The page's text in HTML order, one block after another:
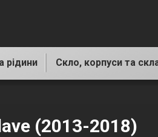
рідини Скло, корпуси та
(2013-2018)